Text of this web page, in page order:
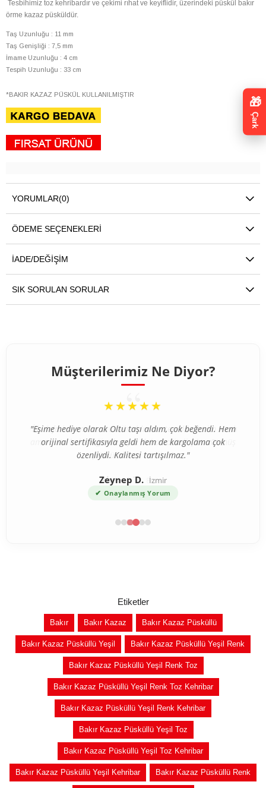
Tesbihimiz toz kehribardır ve çekimi rıhat ve keyiflidir, üzerindeki püskül bakır
örme kazaz püsküldür.
Taş Uzunluğu : 11 mm
Taş Genişliği : 7,5 mm
İmame Uzunluğu : 4 cm
Tespih Uzunluğu : 33 cm
*BAKIR KAZAZ PÜSKÜL KULLANILMIŞTIR
YORUMLAR(0)
ÖDEME SEÇENEKLERI
İADE/DEĞIŞIM
SIK SORULAN SORULAR
Müşterilerimiz Ne Diyor?
“
★★★★★
"İlk defa internetten tesbih aldım ve tereddütlerim vardı
ama ürün beklediğimden çok daha kaliteli çıktı. Gümüş
püskül detayı harika."
Ahmet T. Bursa
✔ Onaylanmış Yorum
Etiketler
Bakır Bakır Kazaz Bakır Kazaz Püsküllü
Bakır Kazaz Püsküllü Yeşil Bakır Kazaz Püsküllü Yeşil Renk
Bakır Kazaz Püsküllü Yeşil Renk Toz
Bakır Kazaz Püsküllü Yeşil Renk Toz Kehribar
Bakır Kazaz Püsküllü Yeşil Renk Kehribar
Bakır Kazaz Püsküllü Yeşil Toz
Bakır Kazaz Püsküllü Yeşil Toz Kehribar
Bakır Kazaz Püsküllü Yeşil Kehribar Bakır Kazaz Püsküllü Renk
🎁
Çark